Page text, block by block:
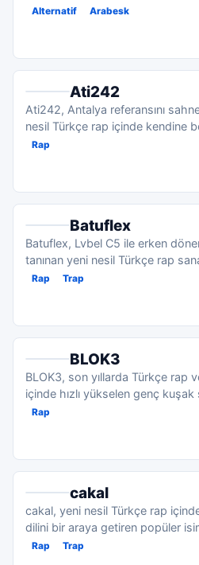
geniş...
Alternatif Arabesk
Ati242
Ati242, Antalya referansını
nesil Türkçe rap içinde kendine
s...
Rap
Batuflex
Batuflex, Lvbel C5 ile erken
tanınan yeni nesil Türkçe rap
Rap Trap
BLOK3
BLOK3, son yıllarda Türkçe rap
içinde hızlı yükselen genç kuşak
Dijit...
Rap
cakal
cakal, yeni nesil Türkçe rap
dilini bir araya getiren popüler
Rap Trap